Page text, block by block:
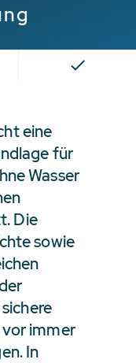
eine
für
Wasser
Die
sowie
immer
In